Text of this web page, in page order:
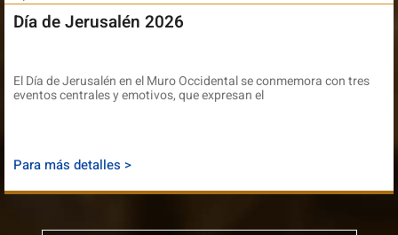
Día de Jerusalén 2026
El Día de Jerusalén en el Muro Occidental se conmemora con tres
eventos centrales y emotivos, que expresan el
Para más detalles >